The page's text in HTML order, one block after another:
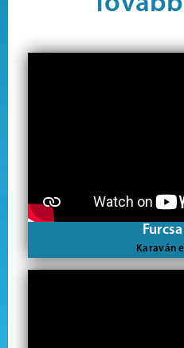
Karaván